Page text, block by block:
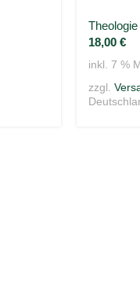
Theologie
18,00 €
inkl. 7 %
zzgl.